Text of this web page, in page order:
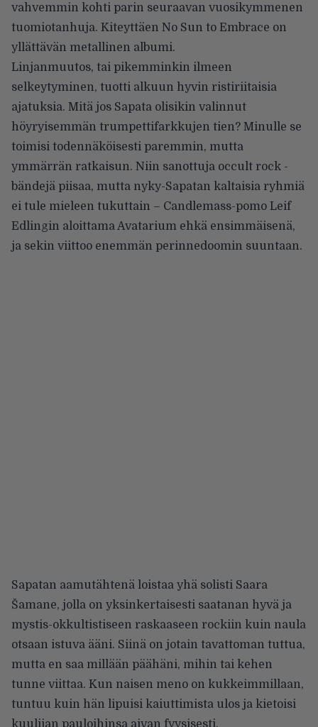
vahvemmin kohti parin seuraavan vuosikymmenen
tuomiotanhuja. Kiteyttäen No Sun to Embrace on
yllättävän metallinen albumi.
Linjanmuutos, tai pikemminkin ilmeen
selkeytyminen, tuotti alkuun hyvin ristiriitaisia
ajatuksia. Mitä jos Sapata olisikin valinnut
höyryisemmän trumpettifarkkujen tien? Minulle se
toimisi todennäköisesti paremmin, mutta
ymmärrän ratkaisun. Niin sanottuja occult rock -
bändejä piisaa, mutta nyky-Sapatan kaltaisia ryhmiä
ei tule mieleen tukuttain – Candlemass-pomo Leif
Edlingin aloittama Avatarium ehkä ensimmäisenä,
ja sekin viittoo enemmän perinnedoomin suuntaan.
Sapatan aamutähtenä loistaa yhä solisti Saara
Šamane, jolla on yksinkertaisesti saatanan hyvä ja
mystis-okkultistiseen raskaaseen rockiin kuin naula
otsaan istuva ääni. Siinä on jotain tavattoman tuttua,
mutta en saa millään päähäni, mihin tai kehen
tunne viittaa. Kun naisen meno on kukkeimmillaan,
tuntuu kuin hän lipuisi kaiuttimista ulos ja kietoisi
kuulijan pauloihinsa aivan fyysisesti.